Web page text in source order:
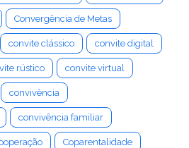
Convergência de Metas
convite clássico convite digital
rústico convite virtual
convivência
convivência familiar
Coparentalidade